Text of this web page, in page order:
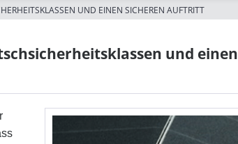
UND EINEN SICHEREN AUFTRITT
und